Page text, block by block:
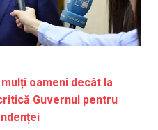
oameni decât la
Guvernul pentru